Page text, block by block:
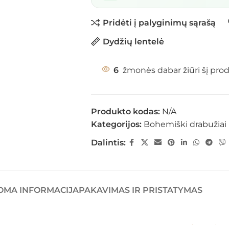
Pridėti į palyginimų sąrašą
Dydžių lentelė
6 žmonės dabar žiūri šį
Produkto kodas: N/A
Kategorijos: Bohemiški
Dalintis:
INFORMACIJAPAKAVIMAS IR PRISTATYMAS